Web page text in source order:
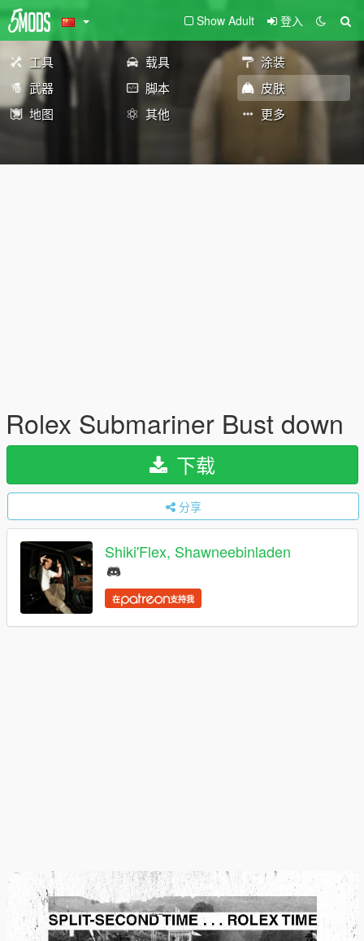
Show Adult 登入
工具 载具
涂装
武器
脚本
皮肤
地图
其他 更多
Rolex Submariner Bust down
下载
分享
Shiki'Flex, Shawneebinladen
在 支持我